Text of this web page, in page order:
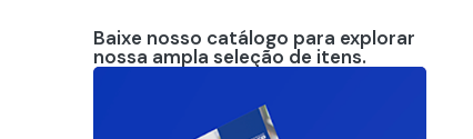
Baixe nosso catálogo para explorar
nossa ampla seleção de itens.